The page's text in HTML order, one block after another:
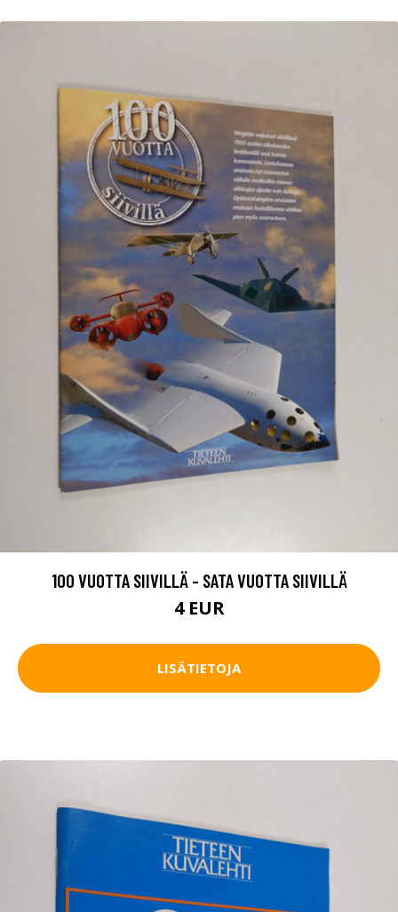
100 VUOTTA SIIVILLÄ - SATA VUOTTA SIIVILLÄ
4 EUR
LISÄTIETOJA